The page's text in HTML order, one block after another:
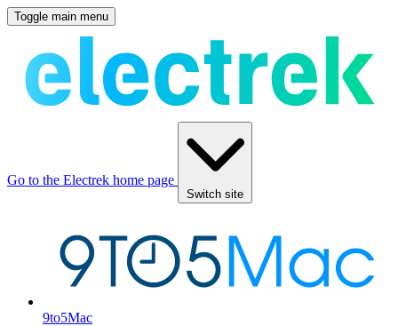
Toggle main menu
Go to the Electrek home page
Switch site
9to5Mac